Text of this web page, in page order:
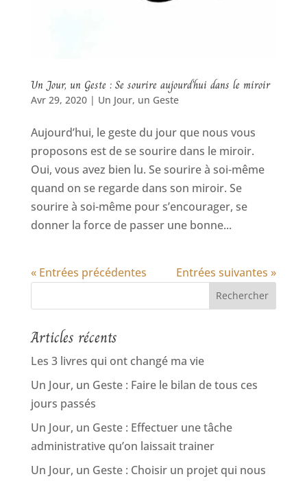
Un Jour, un Geste : Se sourire aujourd’hui dans le miroir
Avr 29, 2020| Un Jour, un Geste
Aujourd’hui, le geste du jour que nous vous
proposons est de se sourire dans le miroir.
Oui, vous avez bien lu. Se sourire à soi-même
quand on se regarde dans son miroir. Se
sourire à soi-même pour s’encourager, se
donner la force de passer une bonne...
« Entrées précédentes Entrées suivantes »
Articles récents
Les 3 livres qui ont changé ma vie
Un Jour, un Geste : Faire le bilan de tous ces
jours passés
Un Jour, un Geste : Effectuer une tâche
administrative qu’on laissait trainer
Un Jour, un Geste : Choisir un projet qui nous